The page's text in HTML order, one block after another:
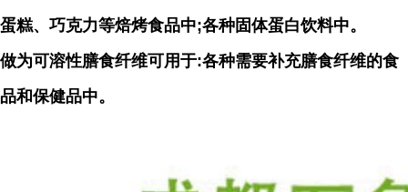
蛋糕、巧克力等焙烤食品中;各种固体蛋白饮料中。
做为可溶性膳食纤维可用于:各种需要补充膳食纤维的食
品和保健品中。